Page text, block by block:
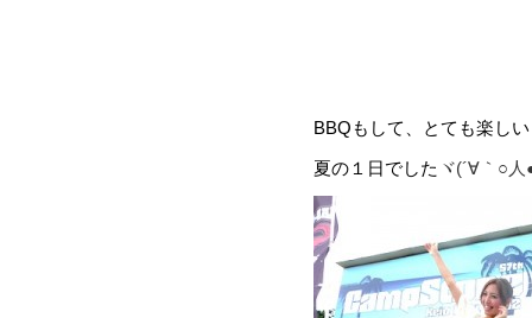
BBQもして、とても楽し
夏の１日でした ヾ(´∀｀○人